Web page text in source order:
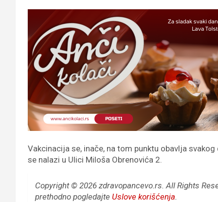
Vakcinacija se, inače, na tom punktu obavlja
se nalazi u Ulici Miloša Obrenovića 2.
Copyright © 2026 zdravopancevo.rs. All Rights
prethodno pogledajte Uslove korišćenja.